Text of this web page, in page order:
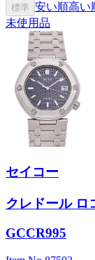
標準 安い順高い
未使用品
セイコー
クレドール ロ
GCCR995